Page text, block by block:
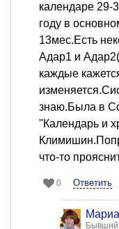
календаре 29-
году в
13мес.Есть
Адар1 и
каждые
знаю.Была в
"Календарь и
что-то
0 Ответить
Бывший